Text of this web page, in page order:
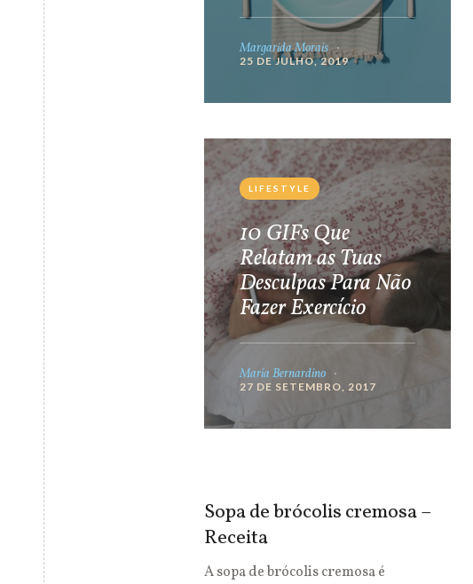
Margarida Morais
25 DE JULHO, 2019
LIFESTYLE
10 GIFs Que
Relatam as Tuas
Desculpas Para Não
Fazer Exercício
Maria Bernardino
27 DE SETEMBRO, 2017
Sopa de brócolis cremosa –
Receita
A sopa de brócolis cremosa é